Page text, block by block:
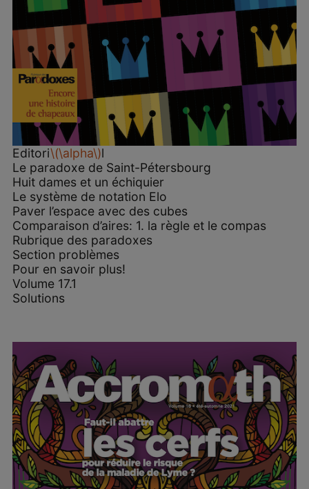
Editori\(\alpha\)l
Le paradoxe de Saint-Pétersbourg
Huit dames et un échiquier
Le système de notation Elo
Paver l’espace avec des cubes
Comparaison d’aires: 1. la règle et le compas
Rubrique des paradoxes
Section problèmes
Pour en savoir plus!
Volume 17.1
Solutions